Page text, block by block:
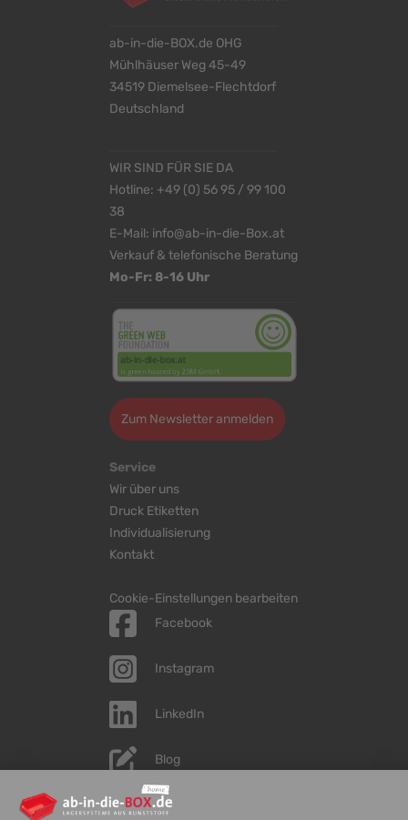
ab-in-die-BOX.de OHG
Mühlhäuser Weg 45-49
34519 Diemelsee-Flechtdorf
Deutschland
WIR SIND FÜR SIE DA
Hotline: +49 (0) 56 95 / 99 100
38
E-Mail: info@ab-in-die-Box.at
Verkauf & telefonische Beratung
Mo-Fr: 8-16 Uhr
Zum Newsletter anmelden
Service
Wir über uns
Druck Etiketten
Individualisierung
Kontakt
Cookie-Einstellungen bearbeiten
Facebook
Instagram
LinkedIn
Blog
YouTube